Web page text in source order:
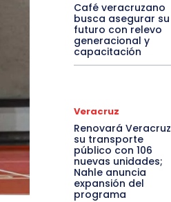
Café veracruzano
busca asegurar su
futuro con relevo
generacional y
capacitación
Veracruz
Renovará Veracruz
su transporte
público con 106
nuevas unidades;
Nahle anuncia
expansión del
programa